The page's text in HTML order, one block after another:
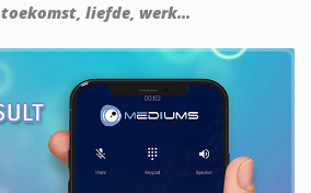
toekomst, liefde, werk...